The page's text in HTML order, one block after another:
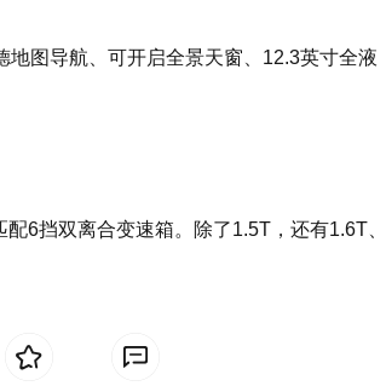
图导航、可开启全景天窗、12.3英寸全液
6挡双离合变速箱。除了1.5T，还有1.6T、